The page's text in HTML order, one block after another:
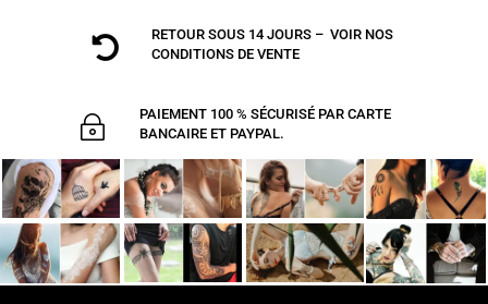

RETOUR SOUS 14 JOURS – VOIR NOS
CONDITIONS DE VENTE
~
PAIEMENT 100 % SÉCURISÉ PAR CARTE
BANCAIRE ET PAYPAL.